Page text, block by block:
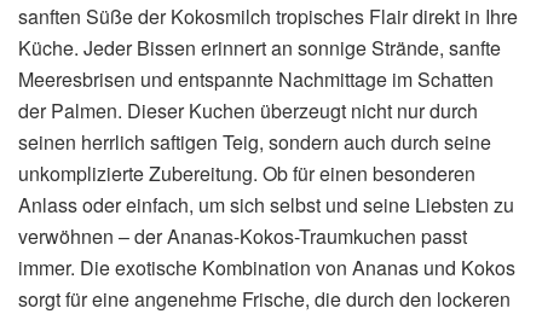
sanften Süße der Kokosmilch tropisches Flair direkt in Ihre
Küche. Jeder Bissen erinnert an sonnige Strände, sanfte
Meeresbrisen und entspannte Nachmittage im Schatten
der Palmen. Dieser Kuchen überzeugt nicht nur durch
seinen herrlich saftigen Teig, sondern auch durch seine
unkomplizierte Zubereitung. Ob für einen besonderen
Anlass oder einfach, um sich selbst und seine Liebsten zu
verwöhnen – der Ananas-Kokos-Traumkuchen passt
immer. Die exotische Kombination von Ananas und Kokos
sorgt für eine angenehme Frische, die durch den lockeren